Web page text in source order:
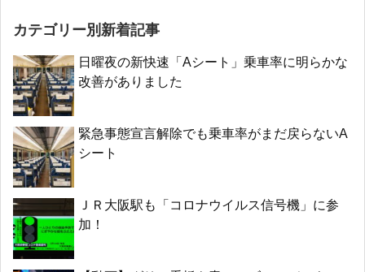
カテゴリー別新着記事
日曜夜の新快速「Aシート」乗車率に明らかな
改善がありました
緊急事態宣言解除でも乗車率がまだ戻らないA
シート
ＪＲ大阪駅も「コロナウイルス信号機」に参
加！